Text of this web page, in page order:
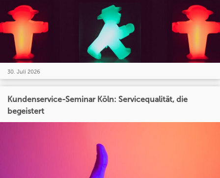
30. Juli 2026
Kundenservice-Seminar Köln: Servicequalität, die
begeistert